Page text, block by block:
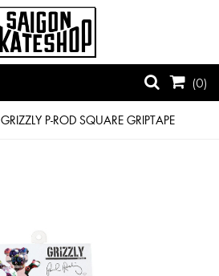
(0)
GRIZZLY P-ROD SQUARE GRIPTAPE